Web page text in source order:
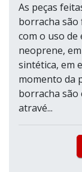
As peças
borracha são
com o uso
neoprene,
sintética, em
momento da
borracha são
atravé...